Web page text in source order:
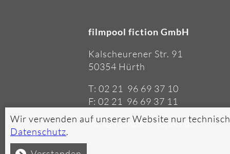
filmpool fiction GmbH
Kalscheurener Str. 91
50354 Hürth
T: 02 21 96 69 37 10
F: 02 21 96 69 37 11
info@filmpool-fiction.de
Wir verwenden auf unserer Website nur
Datenschutz.